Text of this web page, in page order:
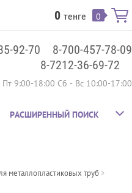
0 тенге 0
92-70
8-700-457-78-09
8-7212-36-69-72
9:00-18:00 Сб - Вс 10:00-17:00
РАСШИРЕННЫЙ ПОИСК
металлопластиковых труб